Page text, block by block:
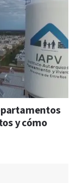
y cómo